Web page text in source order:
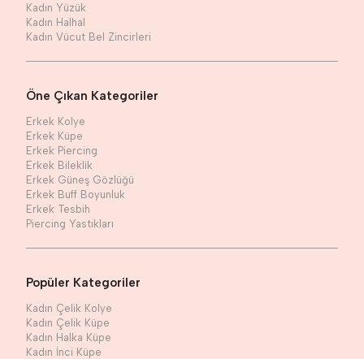
Kadın Yüzük
Kadın Halhal
Kadın Vücut Bel Zincirleri
Öne Çıkan Kategoriler
Erkek Kolye
Erkek Küpe
Erkek Piercing
Erkek Bileklik
Erkek Güneş Gözlüğü
Erkek Buff Boyunluk
Erkek Tesbih
Piercing Yastıkları
Popüler Kategoriler
Kadın Çelik Kolye
Kadın Çelik Küpe
Kadın Halka Küpe
Kadın İnci Küpe